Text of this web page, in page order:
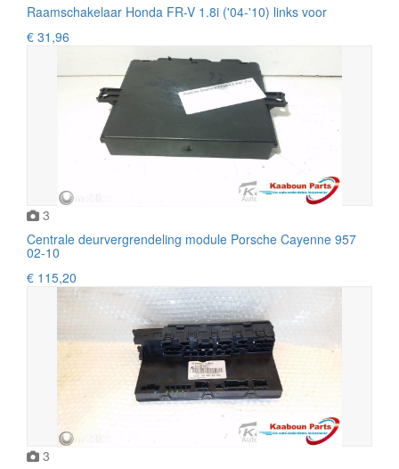
Raamschakelaar Honda FR-V 1.8i ('04-'10) links voor
€ 31,96
3
Centrale deurvergrendeling module Porsche Cayenne 957
02-10
€ 115,20
3